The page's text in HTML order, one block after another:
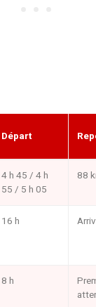
Départ
4 h 45 / 4 h
55 / 5 h 05
88
16 h
8 h